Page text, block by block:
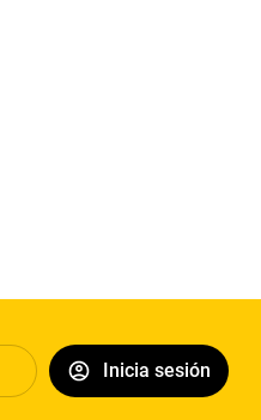
Inicia sesión